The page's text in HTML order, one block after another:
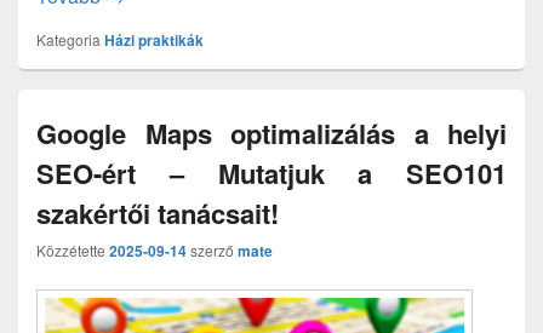
Kategoria Házi praktikák
Google Maps optimalizálás a helyi
SEO-ért – Mutatjuk a SEO101
szakértői tanácsait!
Közzétette 2025-09-14szerző mate